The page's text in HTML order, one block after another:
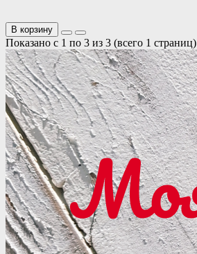
В корзину
Показано с 1 по 3 из 3 (всего 1 страниц)